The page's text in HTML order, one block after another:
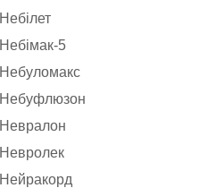
Небілет
Небімак-5
Небуломакс
Небуфлюзон
Невралон
Невролек
Нейракорд